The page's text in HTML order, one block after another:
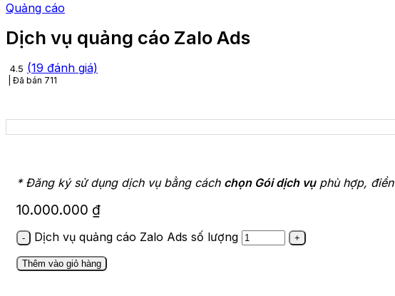
Quảng cáo
Dịch vụ quảng cáo Zalo Ads
4.5 (19 đánh giá)
Đã bán 711
* Đăng ký sử dụng dịch vụ bằng cách chọn Gói dịch vụphù hợp, điền
10.000.000 ₫
Dịch vụ quảng cáo Zalo Ads số lượng
Thêm vào giỏ hàng